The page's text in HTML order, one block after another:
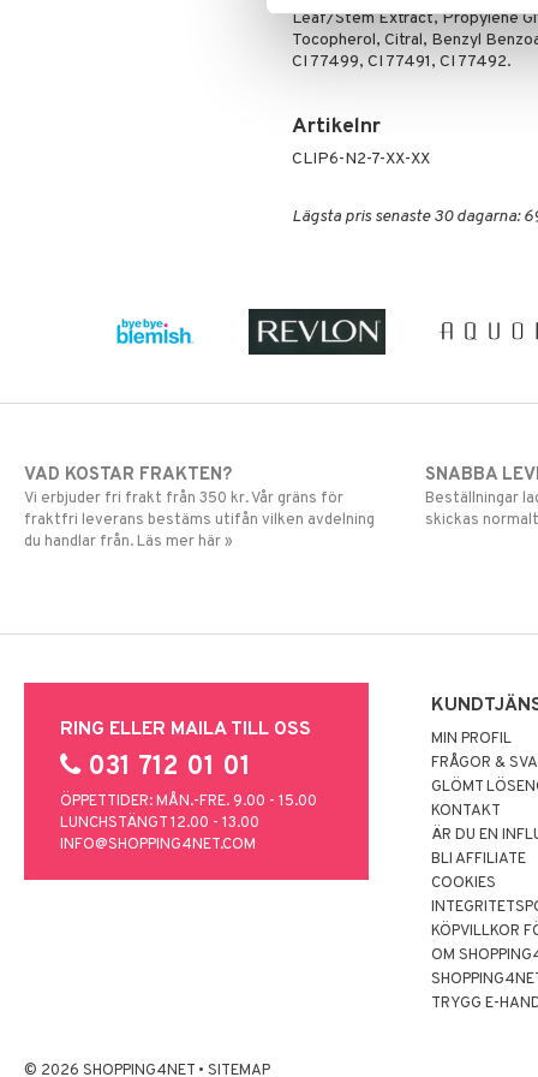
Leaf/Stem Extract, Propylene
Tocopherol, Citral, Benzyl
CI 77499, CI 77491, CI 77492.
Artikelnr
CLIP6-N2-7-XX-XX
Lägsta pris senaste 30 dagarna:
VAD KOSTAR FRAKTEN?
Vi erbjuder fri frakt från 350 kr. Vår gräns för
fraktfri leverans bestäms utifån vilken avdelning
du handlar från. Läs mer här »
SNABBA
Beställningar
skickas
RING ELLER MAILA TILL OSS
031 712 01 01
ÖPPETTIDER: MÅN.-FRE. 9.00 - 15.00
LUNCHSTÄNGT 12.00 - 13.00
INFO@SHOPPING4NET.COM
MIN PROFIL
FRÅGOR &
GLÖMT
KONTAKT
ÄR DU EN
BLI AFFILIATE
COOKIES
KÖPVILLKOR
OM
TRYGG E-
© 2026 SHOPPING4NET • SITEMAP